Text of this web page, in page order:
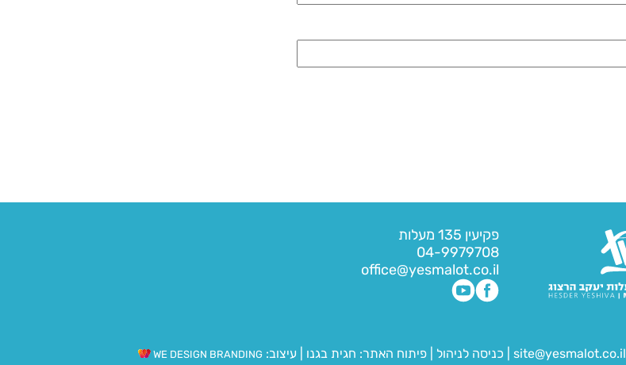
פקיעין 135 מעלות
04-9979708
office@yesmalot.co.il
site@yesmalot.co.il כניסה לניהול פיתוח האתר: חגית בגנו עיצוב: WE DESIGN BRANDING